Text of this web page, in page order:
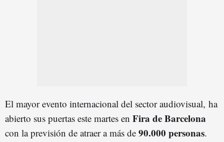
El mayor evento internacional del sector audiovisual, ha
abierto sus puertas este martes en Fira de Barcelona
con la previsión de atraer a más de 90.000 personas.